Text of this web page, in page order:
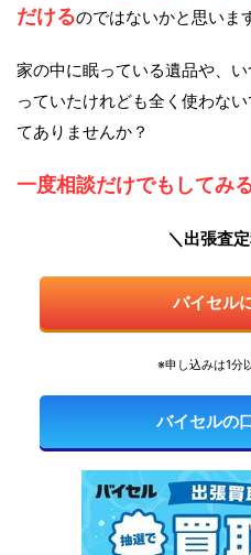
だけるのではないかと思いま
家の中に眠っている遺品や、
っていたけれども全く使わな
てありませんか？
一度相談だけでもしてみ
＼出張査
バイセル
※申し込みは1分
バイセルの